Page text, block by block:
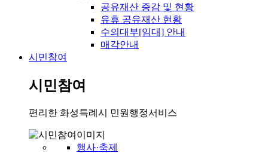
공유재산 증감 및 현황
유휴 공유재산 현황
수의대부[임대] 안내
매각안내
시민참여
시민참여
편리한 화성특례시 민원행정서비스
행사·축제